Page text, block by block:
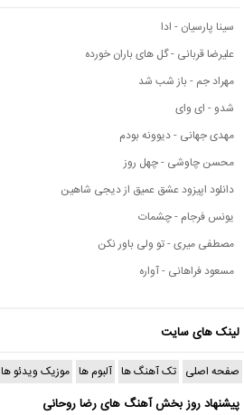
سینا پارسیان - ادا
علیرضا قربانی - گل های باران خورده
مهراد جم - باز شب شد
شدو - ای وای
مهدی جهانی - دیوونه بودم
محسن چاوشی - چهل روز
دانلود اپیزود عشق عمیق از دیجی شاهین
یونس فرجام - چشمات
مصطفی میری - تو ولی باور نکن
مسعود فراهانی - آواره
لینک های سایت
صفحه اصلی تک آهنگ ها آلبوم ها موزیک ویدئو ها
پیشنهاد روز بخش آهنگ های رضا روحانی